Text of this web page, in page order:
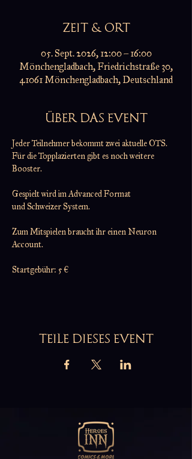
ZEIT & ORT
05. Sept. 2026, 12:00 – 16:00
Mönchengladbach, Friedrichstraße 30,
41061 Mönchengladbach, Deutschland
ÜBER DAS EVENT
Jeder Teilnehmer bekommt zwei aktuelle OTS.
Für die Topplazierten gibt es noch weitere
Booster.
Gespielt wird im Advanced Format
und Schweizer System.
Zum Mitspielen braucht ihr einen Neuron
Account.
Startgebühr: 5 €
TEILE DIESES EVENT